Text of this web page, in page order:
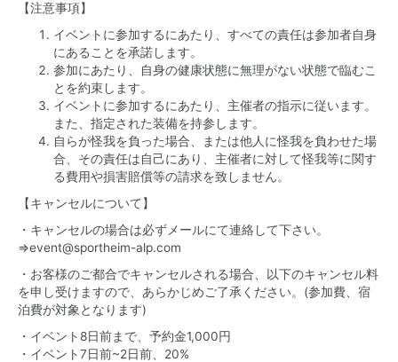
【注意事項】
イベントに参加するにあたり、すべての責任は参加者自身
にあることを承諾します。
参加にあたり、自身の健康状態に無理がない状態で臨むこ
とを約束します。
イベントに参加するにあたり、主催者の指示に従います。
また、指定された装備を持参します。
自らが怪我を負った場合、または他人に怪我を負わせた場
合、その責任は自己にあり、主催者に対して怪我等に関す
る費用や損害賠償等の請求を致しません。
【キャンセルについて】
・キャンセルの場合は必ずメールにて連絡して下さい。
⇒event@sportheim-alp.com
・お客様のご都合でキャンセルされる場合、以下のキャンセル料
を申し受けますので、あらかじめご了承ください。(参加費、宿
泊費が対象となります)
・イベント8日前まで、予約金1,000円
・イベント7日前~2日前、20%